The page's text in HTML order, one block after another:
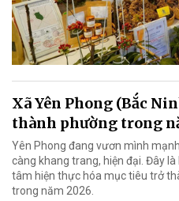
Xã Yên Phong (Bắc
thành phường trong
Yên Phong đang vươn mình
càng khang trang, hiện đại. Đây
tâm hiện thực hóa mục tiêu trở
trong năm 2026.